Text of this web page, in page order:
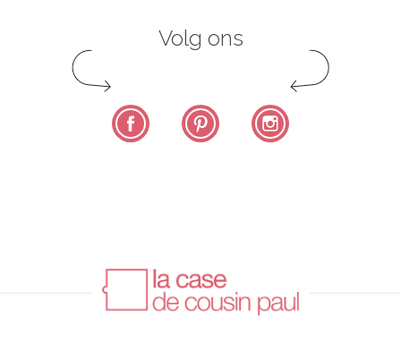
Volg ons
Facebook Pinterest